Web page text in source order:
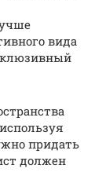
вида
придать
должен